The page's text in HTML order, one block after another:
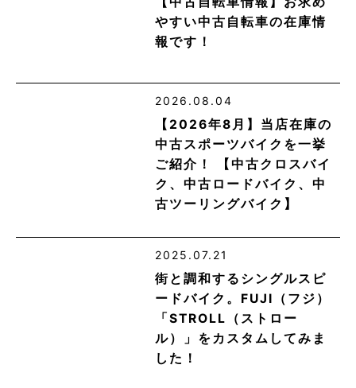
やすい中古自転車の在庫情
報です！
2026.08.04
【2026年8月】当店在庫の
中古スポーツバイクを一挙
ご紹介！ 【中古クロスバイ
ク、中古ロードバイク、中
古ツーリングバイク】
2025.07.21
街と調和するシングルスピ
ードバイク。FUJI（フジ）
「STROLL（ストロー
ル）」をカスタムしてみま
した！